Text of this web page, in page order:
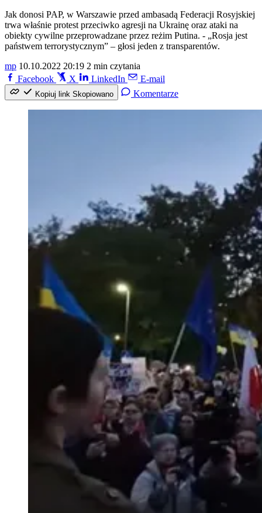
Jak donosi PAP, w Warszawie przed ambasadą Federacji Rosyjskiej
trwa właśnie protest przeciwko agresji na Ukrainę oraz ataki na
obiekty cywilne przeprowadzane przez reżim Putina. - „Rosja jest
państwem terrorystycznym” – głosi jeden z transparentów.
mp 10.10.2022 20:19 2 min czytania
Facebook
X LinkedIn E-mail
Kopiuj link Skopiowano Komentarze